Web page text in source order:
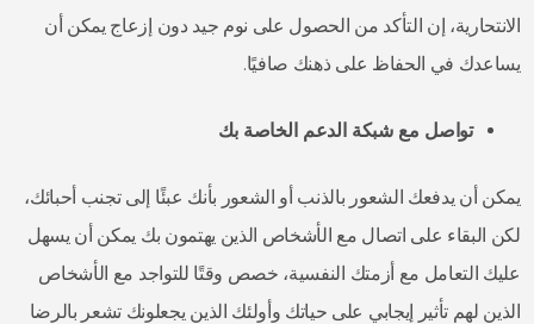
الانتحارية، إن التأكد من الحصول على نوم جيد دون إزعاج يمكن أن
يساعدك في الحفاظ على ذهنك صافيًا.
تواصل مع شبكة الدعم الخاصة بك
يمكن أن يدفعك الشعور بالذنب أو الشعور بأنك عبئًا إلى تجنب أحبائك،
لكن البقاء على اتصال مع الأشخاص الذين يهتمون بك يمكن أن يسهل
عليك التعامل مع أزمتك النفسية، خصص وقتًا للتواجد مع الأشخاص
الذين لهم تأثير إيجابي على حياتك وأولئك الذين يجعلونك تشعر بالرضا